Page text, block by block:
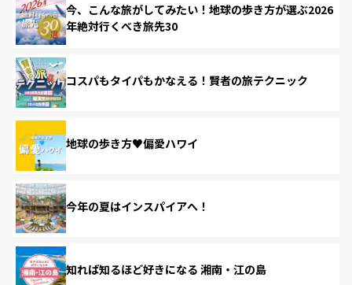
今、こんな旅がしてみたい！地球の歩き方が選ぶ2026
年絶対行くべき旅先30
コスパもタイパもかなえる！賢者の旅テクニック
地球の歩き方♥偏愛ハワイ
今年の夏はインスパイアへ！
知れば知るほど好きになる 湘南・江の島